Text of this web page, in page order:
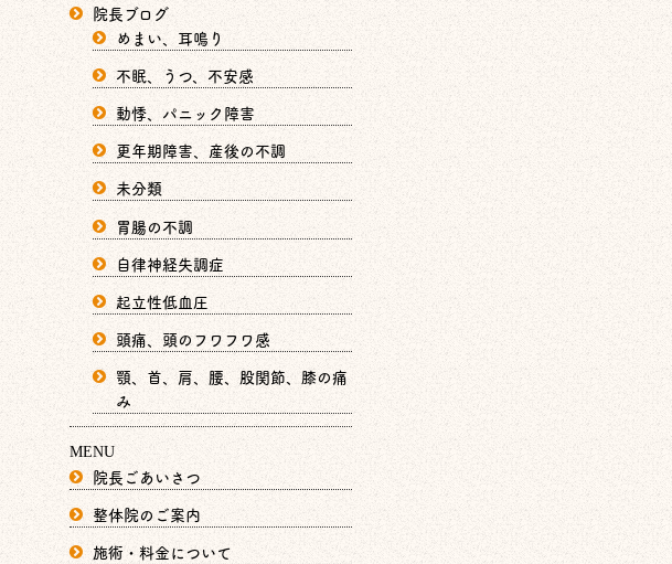
院長ブログ
めまい、耳鳴り
不眠、うつ、不安感
動悸、パニック障害
更年期障害、産後の不調
未分類
胃腸の不調
自律神経失調症
起立性低血圧
頭痛、頭のフワフワ感
顎、首、肩、腰、股関節、膝の痛
み
MENU
院長ごあいさつ
整体院のご案内
施術・料金について